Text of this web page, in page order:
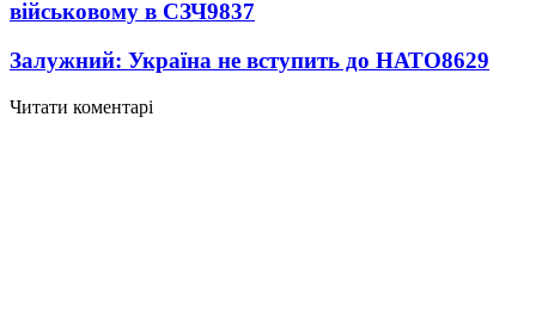
військовому в СЗЧ9837
Залужний: Україна не вступить до НАТО8629
Читати коментарі